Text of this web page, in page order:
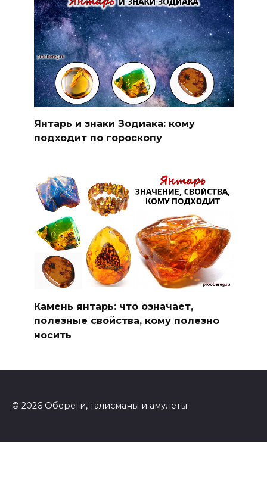
Янтарь и знаки Зодиака: кому
подходит по гороскопу
Камень янтарь: что означает,
полезные свойства, кому полезно
носить
© 2026 Обереги, талисманы и амулеты